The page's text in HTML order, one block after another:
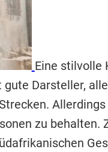
Eine stilvolle
Darsteller,
zu behalten.